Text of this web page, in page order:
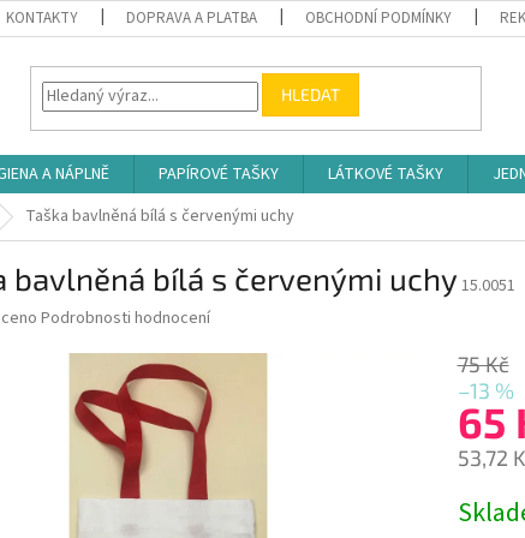
KONTAKTY DOPRAVA A PLATBA OBCHODNÍ PODMÍNKY
HLEDAT
A NÁPLNĚ PAPÍROVÉ TAŠKY LÁTKOVÉ TAŠKY
Taška bavlněná bílá s červenými uchy
bavlněná bílá s červenými uchy 15.0051
Podrobnosti hodnocení
75 Kč
–13 %
65
53,72
cena: